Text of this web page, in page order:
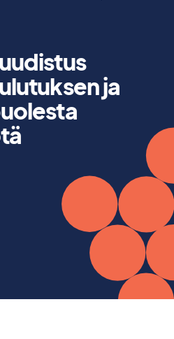
ja